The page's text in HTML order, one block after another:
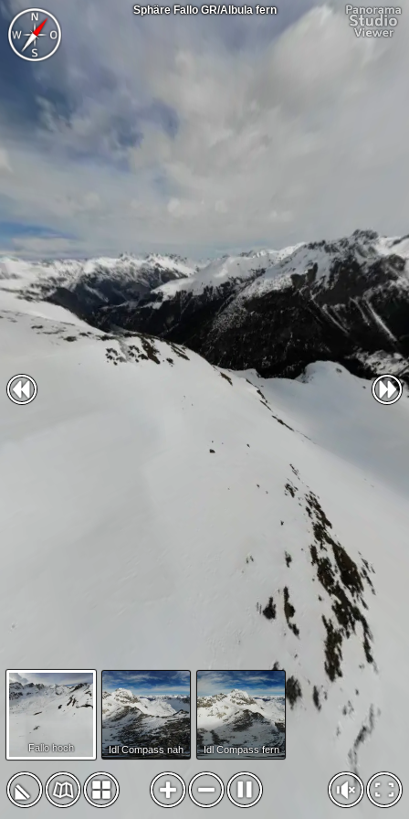
Fallo hoch Idl Compass nah Idl Compass fern
Sphäre Fallo GR/Albula fern